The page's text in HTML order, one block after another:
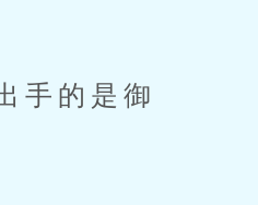
的是御